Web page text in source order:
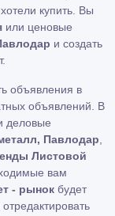
купить. Вы
или ценовые
и создать
объявления в
объявлений. В
деловые
Павлодар
Листовой
вам
- рынок будет